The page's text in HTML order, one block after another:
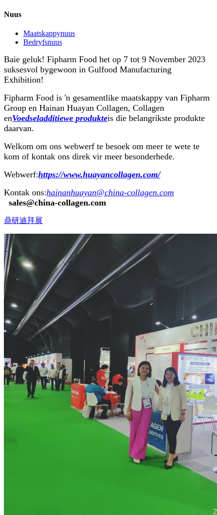
Nuus
Maatskappynuus
Bedryfsnuus
Baie geluk! Fipharm Food het op 7 tot 9 November 2023
suksesvol bygewoon in Gulfood Manufacturing
Exhibition!
Fipharm Food is 'n gesamentlike maatskappy van Fipharm
Group en Hainan Huayan Collagen, Collagen
enVoedseladditiewe produkteis die belangrikste produkte
daarvan.
Welkom om ons webwerf te besoek om meer te wete te
kom of kontak ons ​​direk vir meer besonderhede.
Webwerf:https://www.huayancollagen.com/
Kontak ons:hainanhuayan@china-collagen.com
sales@china-collagen.com
鼎研迪拜展